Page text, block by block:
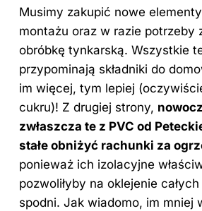
Musimy zakupić nowe
montażu oraz w razie potrzeby
obróbkę tynkarską. Wszystkie
przypominają składniki do
im więcej, tym lepiej
cukru)! Z drugiej strony,
zwłaszcza te z PVC od
stałe obniżyć rachunki za
ponieważ ich izolacyjne
pozwoliłyby na oklejenie
spodni. Jak wiadomo, im mniej